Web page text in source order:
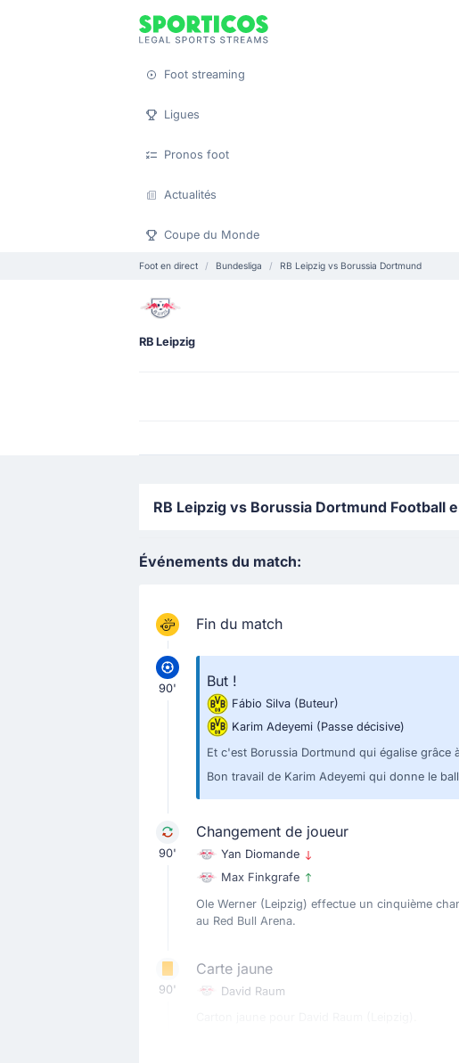
Foot streaming
Ligues
Pronos foot
Actualités
Coupe du Monde
Foot en direct Bundesliga RB Leipzig vs Borussia Dortmund
RB Leipzig
RB Leipzig vs Borussia Dortmund Football
Événements du match:
Fin du match
90' But !
Fábio Silva (Buteur)
Karim Adeyemi (Passe décisive)
Et c'est Borussia Dortmund qui égalise grâce
Bon travail de Karim Adeyemi qui donne le
90'
Changement de joueur
Yan Diomande
Max Finkgrafe
Ole Werner (Leipzig) effectue un cinquième
au Red Bull Arena.
90'
Carte jaune
David Raum